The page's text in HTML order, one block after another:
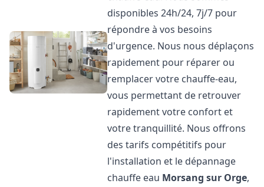
disponibles 24h/24, 7j/7 pour
répondre à vos besoins
d'urgence. Nous nous déplaçons
rapidement pour réparer ou
remplacer votre chauffe-eau,
vous permettant de retrouver
rapidement votre confort et
votre tranquillité. Nous offrons
des tarifs compétitifs pour
l'installation et le dépannage
chauffe eau Morsang sur Orge,